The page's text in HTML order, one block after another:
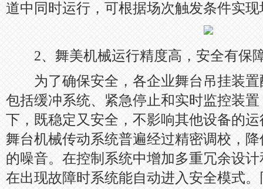
道中同时运行，可根据场次触发条件实
2、舞美机械运行精度高，安全有保
为了确保安全，各企业舞台吊挂装置
包括缓冲系统、紧急停止和实时监控装
下，既稳定又安全，不影响其他设备的
舞台机械传动系统普遍经过精密调校，
的噪音。在控制系统中增加多重冗余设
在出现故障时系统能自动进入安全模式